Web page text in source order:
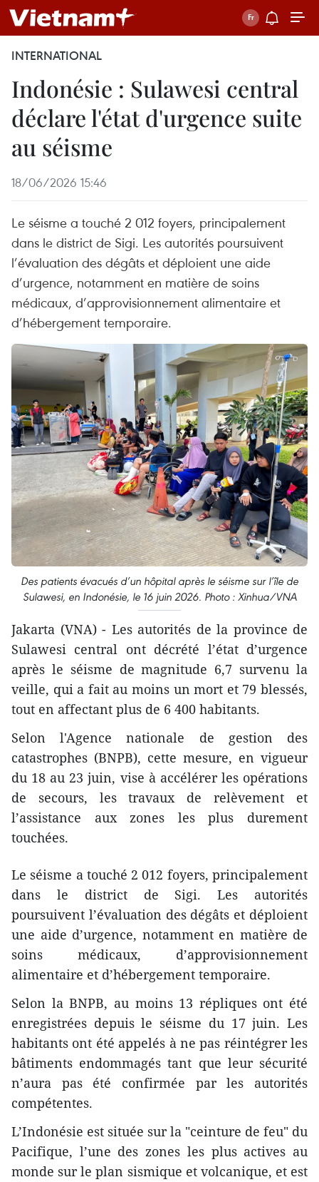
INTERNATIONAL
Indonésie : Sulawesi central
déclare l'état d'urgence suite
au séisme
18/06/2026 15:46
Le séisme a touché 2 012 foyers, principalement
dans le district de Sigi. Les autorités poursuivent
l’évaluation des dégâts et déploient une aide
d’urgence, notamment en matière de soins
médicaux, d’approvisionnement alimentaire et
d’hébergement temporaire.
Des patients évacués d’un hôpital après le séisme sur l’île de
Sulawesi, en Indonésie, le 16 juin 2026. Photo : Xinhua/VNA
Jakarta (VNA) - Les autorités de la province de
Sulawesi central ont décrété l’état d’urgence
après le séisme de magnitude 6,7 survenu la
veille, qui a fait au moins un mort et 79 blessés,
tout en affectant plus de 6 400 habitants.
Selon l'Agence nationale de gestion des
catastrophes (BNPB), cette mesure, en vigueur
du 18 au 23 juin, vise à accélérer les opérations
de secours, les travaux de relèvement et
l’assistance aux zones les plus durement
touchées.
Le séisme a touché 2 012 foyers, principalement
dans le district de Sigi. Les autorités
poursuivent l’évaluation des dégâts et déploient
une aide d’urgence, notamment en matière de
soins médicaux, d’approvisionnement
alimentaire et d’hébergement temporaire.
Selon la BNPB, au moins 13 répliques ont été
enregistrées depuis le séisme du 17 juin. Les
habitants ont été appelés à ne pas réintégrer les
bâtiments endommagés tant que leur sécurité
n’aura pas été confirmée par les autorités
compétentes.
L’Indonésie est située sur la "ceinture de feu" du
Pacifique, l’une des zones les plus actives au
monde sur le plan sismique et volcanique, et est